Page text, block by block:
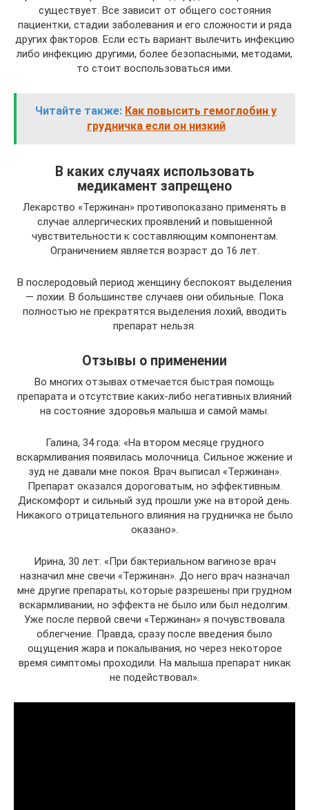
существует. Все зависит от общего состояния
пациентки, стадии заболевания и его сложности и ряда
других факторов. Если есть вариант вылечить инфекцию
либо инфекцию другими, более безопасными, методами,
то стоит воспользоваться ими.
Читайте также: Как повысить гемоглобин у
грудничка если он низкий
В каких случаях использовать
медикамент запрещено
Лекарство «Тержинан» противопоказано применять в
случае аллергических проявлений и повышенной
чувствительности к составляющим компонентам.
Ограничением является возраст до 16 лет.
В послеродовый период женщину беспокоят выделения
— лохии. В большинстве случаев они обильные. Пока
полностью не прекратятся выделения лохий, вводить
препарат нельзя.
Отзывы о применении
Во многих отзывах отмечается быстрая помощь
препарата и отсутствие каких-либо негативных влияний
на состояние здоровья малыша и самой мамы.
Галина, 34 года: «На втором месяце грудного
вскармливания появилась молочница. Сильное жжение и
зуд не давали мне покоя. Врач выписал «Тержинан».
Препарат оказался дороговатым, но эффективным.
Дискомфорт и сильный зуд прошли уже на второй день.
Никакого отрицательного влияния на грудничка не было
оказано».
Ирина, 30 лет: «При бактериальном вагинозе врач
назначил мне свечи «Тержинан». До него врач назначал
мне другие препараты, которые разрешены при грудном
вскармливании, но эффекта не было или был недолгим.
Уже после первой свечи «Тержинан» я почувствовала
облегчение. Правда, сразу после введения было
ощущения жара и покалывания, но через некоторое
время симптомы проходили. На малыша препарат никак
не подействовал».